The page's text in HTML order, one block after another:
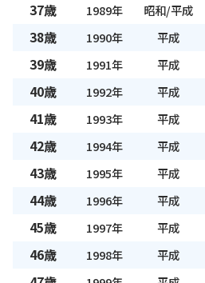
37歳 1989年 昭和/平成
38歳 1990年 平成
39歳 1991年 平成
40歳 1992年 平成
41歳 1993年 平成
42歳 1994年 平成
43歳 1995年 平成
44歳 1996年 平成
45歳 1997年 平成
46歳 1998年 平成